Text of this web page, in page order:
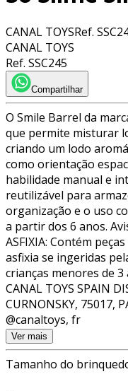
CANAL TOYSRef.
CANAL TOYS
Ref. SSC245
Compartilhar
O Smile Barrel da
que permite misturar
criando um lodo
como orientação
habilidade manual e
reutilizável para
organização e o uso
a partir dos 6 anos.
ASFIXIA: Contém
asfixia se ingeridas
crianças menores de
CANAL TOYS SPAIN
CURNONSKY, 75017,
@canaltoys, fr
Ver mais
Tamanho do